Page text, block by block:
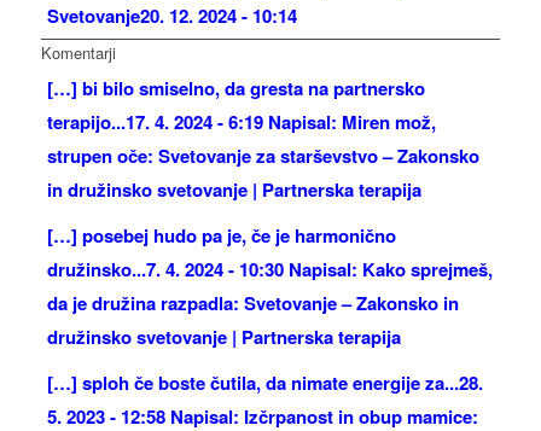
Svetovanje20. 12. 2024 - 10:14
Komentarji
[…] bi bilo smiselno, da gresta na partnersko
terapijo...17. 4. 2024 - 6:19 Napisal: Miren mož,
strupen oče: Svetovanje za starševstvo – Zakonsko
in družinsko svetovanje | Partnerska terapija
[…] posebej hudo pa je, če je harmonično
družinsko...7. 4. 2024 - 10:30 Napisal: Kako sprejmeš,
da je družina razpadla: Svetovanje – Zakonsko in
družinsko svetovanje | Partnerska terapija
[…] sploh če boste čutila, da nimate energije za...28.
5. 2023 - 12:58 Napisal: Izčrpanost in obup mamice: